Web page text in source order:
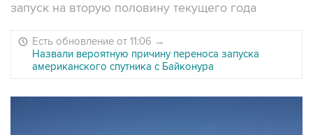
запуск на вторую половину текущего года
Есть обновление от 11:06 →
Назвали вероятную причину переноса запуска
американского спутника с Байконура